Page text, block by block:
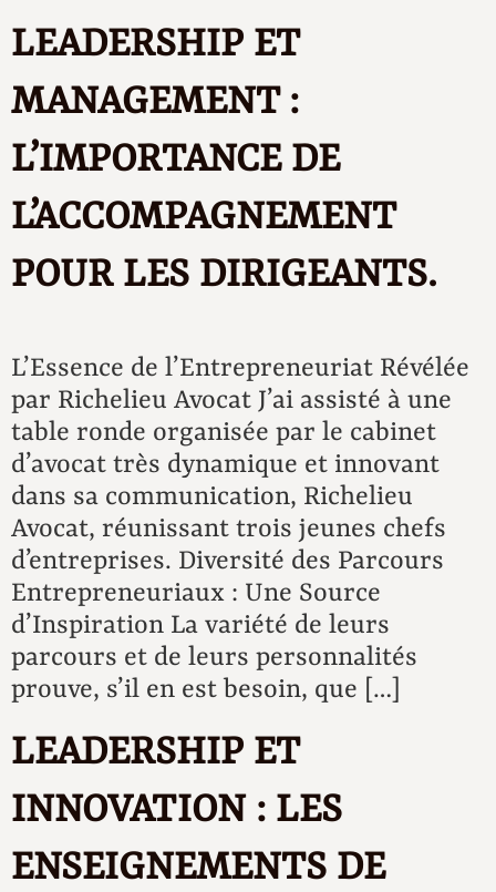
LEADERSHIP ET
MANAGEMENT :
L’IMPORTANCE DE
L’ACCOMPAGNEMENT
POUR LES DIRIGEANTS.
L’Essence de l’Entrepreneuriat Révélée
par Richelieu Avocat J’ai assisté à une
table ronde organisée par le cabinet
d’avocat très dynamique et innovant
dans sa communication, Richelieu
Avocat, réunissant trois jeunes chefs
d’entreprises. Diversité des Parcours
Entrepreneuriaux : Une Source
d’Inspiration La variété de leurs
parcours et de leurs personnalités
prouve, s’il en est besoin, que […]
LEADERSHIP ET
INNOVATION : LES
ENSEIGNEMENTS DE